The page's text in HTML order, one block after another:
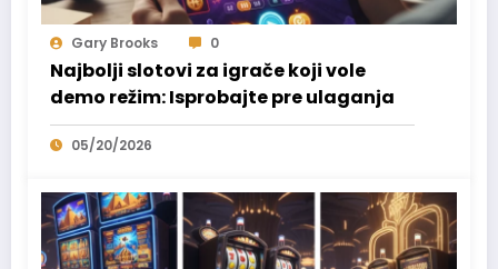
Gary Brooks 0
Najbolji slotovi za igrače koji vole
demo režim: Isprobajte pre ulaganja
05/20/2026